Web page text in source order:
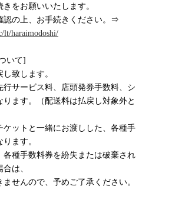
をお願いいたします。
認の上、お手続きください。⇒
lt/haraimodoshi/
いて]
致します。
行サービス料、店頭発券手数料、シ
ります。（配送料は払戻し対象外と
ケットと一緒にお渡しした、各種手
ます。
各種手数料券を紛失または破棄され
は、
せんので、予めご了承ください。